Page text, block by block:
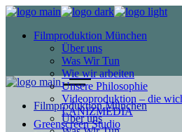
Filmproduktion München
Über uns
Was Wir Tun
Wie wir arbeiten
Unsere Philosophie
Videoproduktion – die
LANIZMEDIA
Greenscreen Studio
Filmproduktion München
Über uns